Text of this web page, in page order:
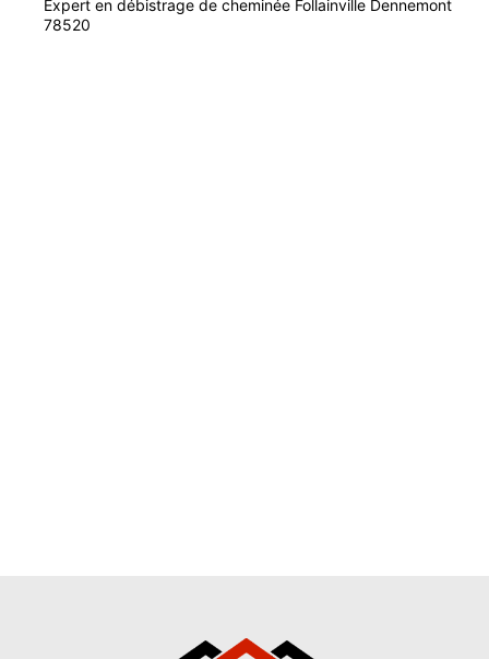
Expert en débistrage de cheminée Follainville Dennemont
78520